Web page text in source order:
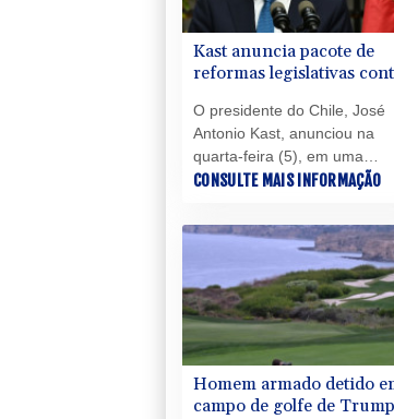
Kast anuncia pacote de
reformas legislativas
Chile
O presidente do Chile, José
Antonio Kast, anunciou na
quarta-feira (5), em uma
mensagem ao país, que
reformas no Congresso para
combater o crime
uma de suas principais
promessas de campanha.
CONSULTE MAIS INFORMAÇÃO
Homem armado detido
campo de golfe de Trump